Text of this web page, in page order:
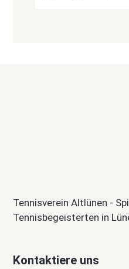
Tennisverein Altlünen -
Tennisbegeisterten in
Kontaktiere uns